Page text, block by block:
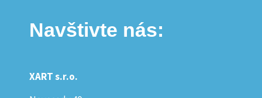
Navštivte nás:
XART s.r.o.